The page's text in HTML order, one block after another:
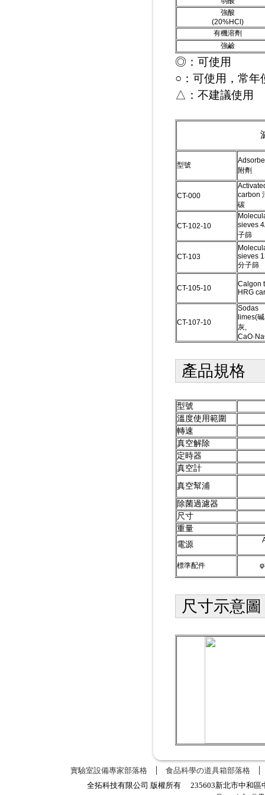
強酸
(20%HCl)
有機溶劑
強鹼
◎：可使用
○：可使用，常年
△：不建議使用
型號
附劑
CT-000
carbon
碳
CT-102-10
sieves
子篩
CT-103
sieves
分子篩
CT-105-10
Calgon
HRG
CT-107-10
Sodas
limes(
灰,
產品規格
型號
溫度使用範圍
轉速
真空解除
定時器
真空計
真空幫浦
除菌過濾器
尺寸
重量
電源
標準配件
尺寸示意圖
實驗室設備專家部落格
食品科學の道具箱部落格
全拓科技有限公司 版權所有 235603新北市中和